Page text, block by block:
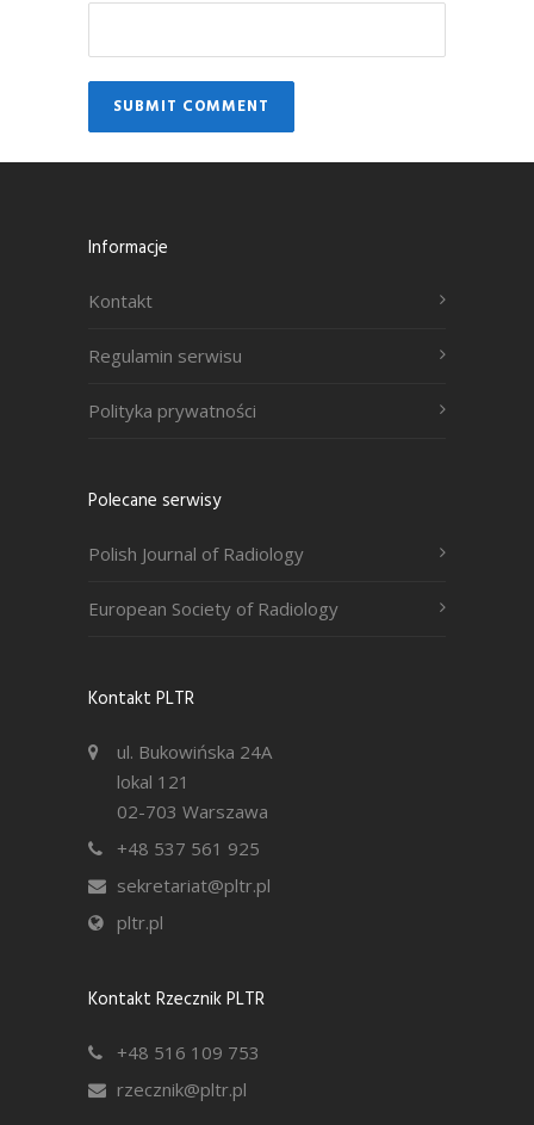
Informacje
Kontakt
Regulamin serwisu
Polityka prywatności
Polecane serwisy
Polish Journal of Radiology
European Society of Radiology
Kontakt PLTR
ul. Bukowińska 24A
lokal 121
02-703 Warszawa
+48 537 561 925
sekretariat@pltr.pl
pltr.pl
Kontakt Rzecznik PLTR
+48 516 109 753
rzecznik@pltr.pl